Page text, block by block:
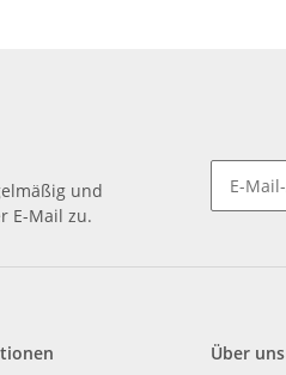
und
E-Mail zu.
Über uns